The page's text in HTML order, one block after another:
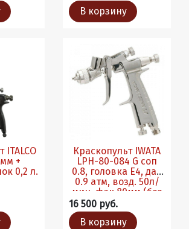
В корзину
ITALCO
+
0,2 л.
Краскопульт IWATA
LPH-80-084 G соп
0.8, головка E4, дав
0.9 атм, возд. 50л/
мин, фак 80мм (без
бачка)
16 500 руб.
В корзину